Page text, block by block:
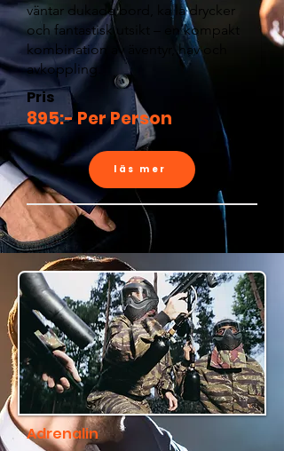
väntar dukade bord, kalla drycker
och fantastisk utsikt – en kompakt
kombination av äventyr, hav och
avkoppling.
Pris
895:- Per Person
läs mer
Adrenalin